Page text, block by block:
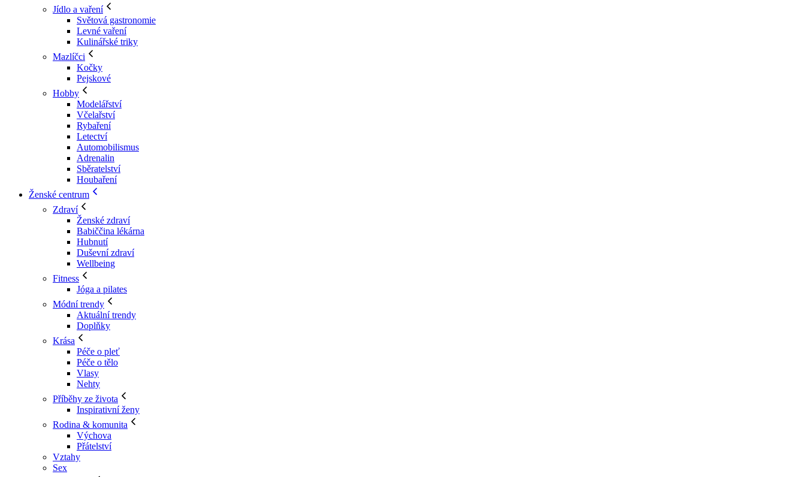
Jídlo a vaření
Světová gastronomie
Levné vaření
Kulinářské triky
Mazlíčci
Kočky
Pejskové
Hobby
Modelářství
Včelařství
Rybaření
Letectví
Automobilismus
Adrenalin
Sběratelství
Houbaření
Ženské centrum
Zdraví
Ženské zdraví
Babiččina lékárna
Hubnutí
Duševní zdraví
Wellbeing
Fitness
Jóga a pilates
Módní trendy
Aktuální trendy
Doplňky
Krása
Péče o pleť
Péče o tělo
Vlasy
Nehty
Příběhy ze života
Inspirativní ženy
Rodina & komunita
Výchova
Přátelství
Vztahy
Sex